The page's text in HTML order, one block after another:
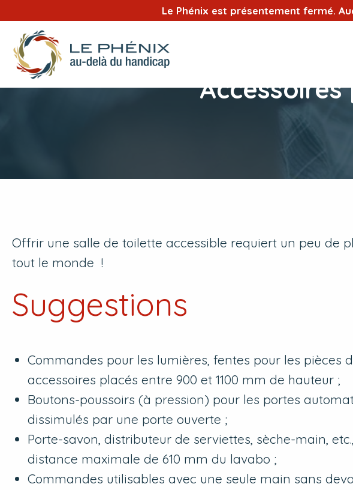
Le Phénix est présentement fermé.
Offrir une salle de toilette accessible requiert un peu de
tout le monde !
Suggestions
Commandes pour les lumières, fentes pour les pièces
accessoires placés entre 900 et 1100 mm de hauteur ;
Boutons-poussoirs (à pression) pour les portes
dissimulés par une porte ouverte ;
Porte-savon, distributeur de serviettes, sèche-main,
distance maximale de 610 mm du lavabo ;
Commandes utilisables avec une seule main sans